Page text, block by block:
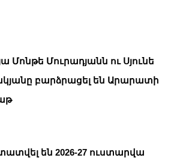
Մոնթե Մուրադյանն ու Սյունե
բարձրացել են Արարատի
են 2026-27 ուստարվա